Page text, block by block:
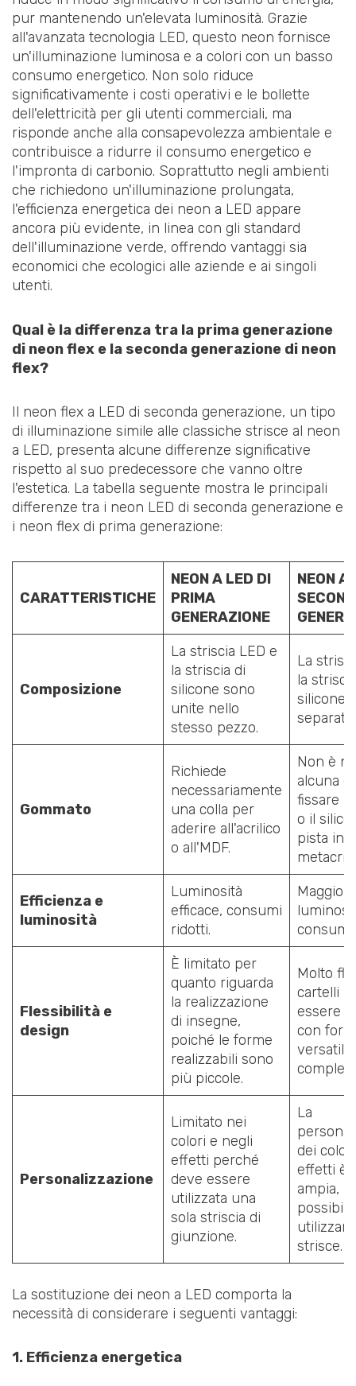
pur mantenendo un'elevata luminosità. Grazie
all'avanzata tecnologia LED, questo neon fornisce
un'illuminazione luminosa e a colori con un basso
consumo energetico. Non solo riduce
significativamente i costi operativi e le bollette
dell'elettricità per gli utenti commerciali, ma
risponde anche alla consapevolezza ambientale e
contribuisce a ridurre il consumo energetico e
l'impronta di carbonio. Soprattutto negli ambienti
che richiedono un'illuminazione prolungata,
l'efficienza energetica dei neon a LED appare
ancora più evidente, in linea con gli standard
dell'illuminazione verde, offrendo vantaggi sia
economici che ecologici alle aziende e ai singoli
utenti.
Qual è la differenza tra la prima generazione
di neon flex e la seconda generazione di neon
flex?
Il neon flex a LED di seconda generazione, un tipo
di illuminazione simile alle classiche strisce al neon
a LED, presenta alcune differenze significative
rispetto al suo predecessore che vanno oltre
l'estetica. La tabella seguente mostra le principali
differenze tra i neon LED di seconda generazione e
i neon flex di prima generazione:
CARATTERISTICHE
NEON A LED DI
PRIMA
GENERAZIONE
NEON A
Composizione
La striscia LED e
la striscia di
silicone sono
unite nello
stesso pezzo.
La
la
silicone
separate.
Gommato
Richiede
necessariamente
una colla per
aderire all'acrilico
o all'MDF.
Non è
alcuna
fissare
o il
pista in
Efficienza e
luminosità
Luminosità
efficace, consumi
ridotti.
Maggiore
consumi.
Flessibilità e
design
È limitato per
quanto riguarda
la realizzazione
di insegne,
poiché le forme
realizzabili sono
più piccole.
Molto
cartelli
essere
con
versatili
Personalizzazione
Limitato nei
colori e negli
effetti perché
deve essere
utilizzata una
sola striscia di
giunzione.
La
dei
effetti è
ampia,
possibile
strisce.
La sostituzione dei neon a LED comporta la
necessità di considerare i seguenti vantaggi:
1. Efficienza energetica